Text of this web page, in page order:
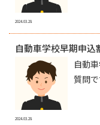
2024.03.28
自動車学校早期申込
2024.03.28
自動
質問
での